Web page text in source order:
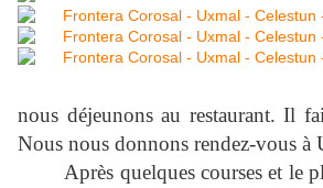
nous déjeunons au restaurant. Il
Nous nous donnons rendez-vous à
Après quelques courses et le